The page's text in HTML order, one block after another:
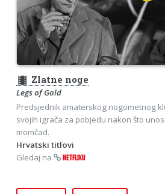
theaters Zlatne noge
Legs of Gold
Predsjednik amaterskog nogometnog
svojih igrača za pobjedu nakon što
momčad.
Hrvatski titlovi
Gledaj na
NETFLIXU